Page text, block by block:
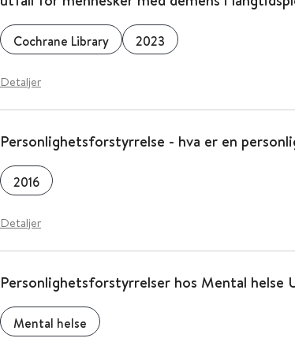
Cochrane Library 2023
Detaljer
Personlighetsforstyrrelse - hva er en
2016
Detaljer
Personlighetsforstyrrelser hos Mental helse
Mental helse